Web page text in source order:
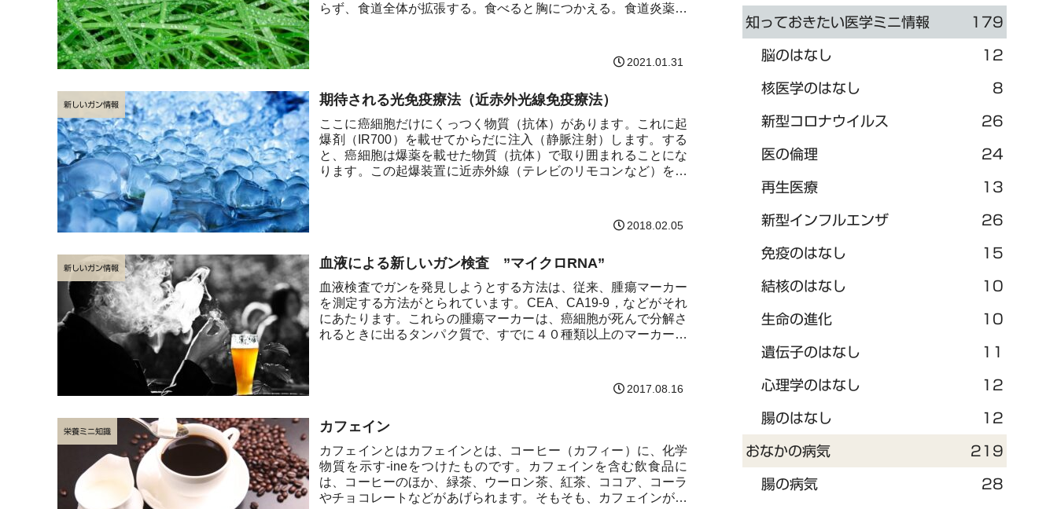
らず、食道全体が拡張する。食べると胸につかえる。食道炎薬や
2021.01.31
新しいガン情報 期待される光免疫療法（近赤外光線免疫療法）
ここに癌細胞だけにくっつく物質（抗体）があります。これに起
爆剤（IR700）を載せてからだに注入（静脈注射）します。する
と、癌細胞は爆薬を載せた物質（抗体）で取り囲まれることにな
ります。この起爆装置に近赤外線（テレビのリモコンなど）を当
2018.02.05
新しいガン情報 血液による新しいガン検査 ”マイクロRNA”
血液検査でガンを発見しようとする方法は、従来、腫瘍マーカー
を測定する方法がとられています。CEA、CA19-9，などがそれ
にあたります。これらの腫瘍マーカーは、癌細胞が死んで分解さ
れるときに出るタンパク質で、すでに４０種類以上のマーカーが
2017.08.16
栄養ミニ知識 カフェイン
カフェインとはカフェインとは、コーヒー（カフィー）に、化学
物質を示す-ineをつけたものです。カフェインを含む飲食品に
は、コーヒーのほか、緑茶、ウーロン茶、紅茶、ココア、コーラ
やチョコレートなどがあげられます。そもそも、カフェインがか
おなかの病気 219
腸の病気 28
知っておきたい医学ミニ情報 179
免疫のはなし 15
再生医療 13
医の倫理 24
心理学のはなし 12
新型インフルエンザ 26
新型コロナウイルス 26
核医学のはなし 8
生命の進化 10
結核のはなし 10
脳のはなし 12
腸のはなし 12
遺伝子のはなし 11